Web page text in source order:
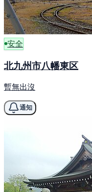
安全
北九州市八幡東区
暫無出沒
通知